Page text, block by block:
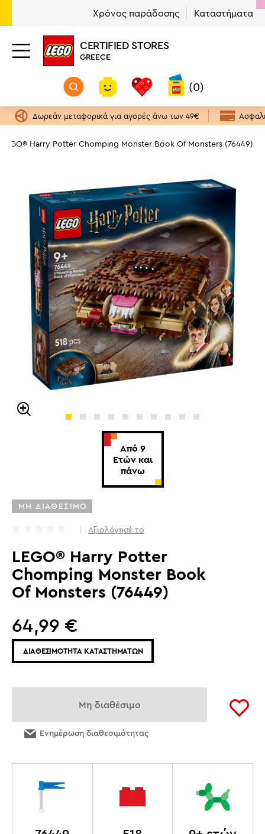
Χρόνος παράδοσης Καταστήματα
CERTIFIED STORES
GREECE
(0)
Δωρεάν μεταφορικά για αγορές άνω των 49€
LEGO® Harry Potter Chomping Monster Book Of Monsters (76449)
Από 9
Ετών και
πάνω
ΜΗ ΔΙΑΘΕΣΙΜΟ
Αξιολόγησέ το
LEGO® Harry Potter
Chomping Monster Book
Of Monsters (76449)
64,99 €
ΔΙΑΘΕΣΙΜΟΤΗΤΑ ΚΑΤΑΣΤΗΜΑΤΩΝ
Μη διαθέσιμο
Ενημέρωση διαθεσιμότητας